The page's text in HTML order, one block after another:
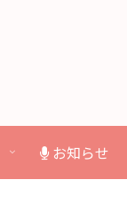
お知らせ